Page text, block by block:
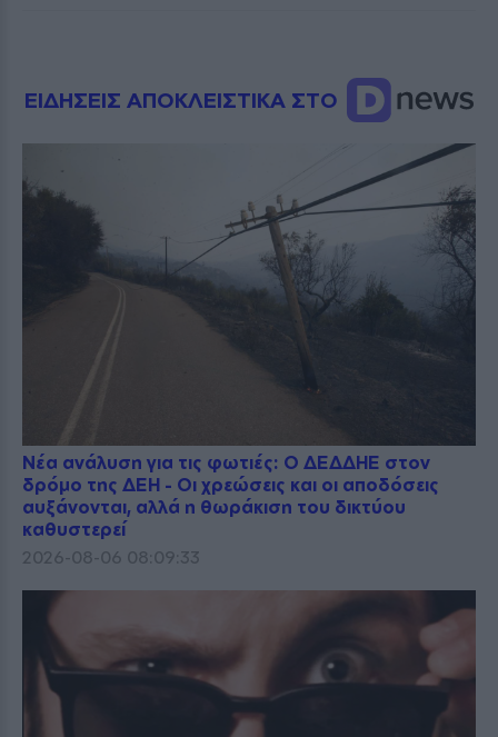
ΕΙΔΗΣΕΙΣ ΑΠΟΚΛΕΙΣΤΙΚΑ ΣΤΟ
Νέα ανάλυση για τις φωτιές: Ο ΔΕΔΔΗΕ στον
δρόμο της ΔΕΗ - Οι χρεώσεις και οι αποδόσεις
αυξάνονται, αλλά η θωράκιση του δικτύου
καθυστερεί
2026-08-06 08:09:33